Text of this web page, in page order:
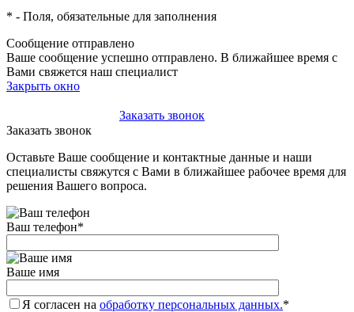
* - Поля, обязательные для заполнения
Сообщение отправлено
Ваше сообщение успешно отправлено. В ближайшее время с
Вами свяжется наш специалист
Закрыть окно
Заказать звонок
Заказать звонок
Оставьте Ваше сообщение и контактные данные и наши
специалисты свяжутся с Вами в ближайшее рабочее время для
решения Вашего вопроса.
Ваш телефон*
Ваше имя
Я согласен на обработку персональных данных.*